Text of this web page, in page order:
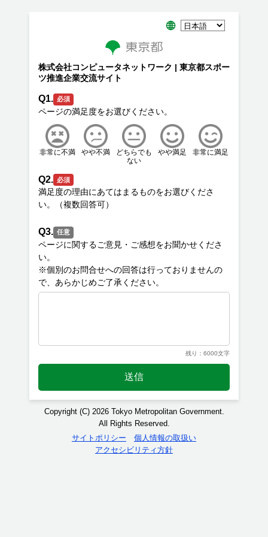
株式会社コンピュータネットワーク | 東京都スポー
ツ推進企業交流サイト
Q1. 必須
非常に不満 やや不満
どちらでも
ない
やや満足 非常に満足
Q2. 必須
満足度の理由にあてはまるものをお選びくださ
Q3. 任意
ページに関するご意見・ご感想をお聞かせくださ
い。
※個別のお問合せへの回答は行っておりませんの
残り：6000文字
送信
Copyright (C) 2026 Tokyo Metropolitan Government.
All Rights Reserved.
サイトポリシー
個人情報の取扱い
アクセシビリティ方針